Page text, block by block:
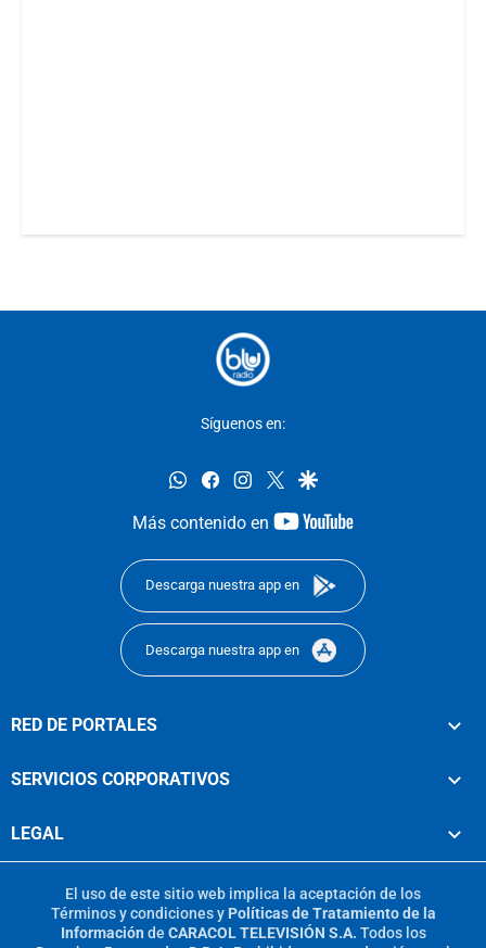
Síguenos en:
whatsappfacebookinstagram
twittergoogle
Más contenido en
youtube-
Descarga nuestra app en
Descarga nuestra app en
RED DE PORTALES
SERVICIOS CORPORATIVOS
LEGAL
El uso de este sitio web implica la aceptación de los
Términos y condicionesy Políticas de Tratamiento de la
Información de CARACOL TELEVISIÓN S.A. Todos los